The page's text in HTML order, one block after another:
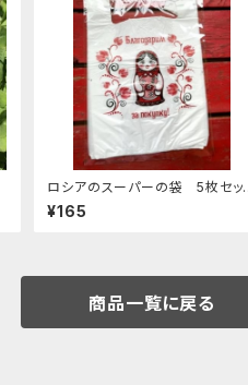
ロシアのスーパーの袋 5枚セッ
ト "マトリョーシカ"
¥165
商品一覧に戻る